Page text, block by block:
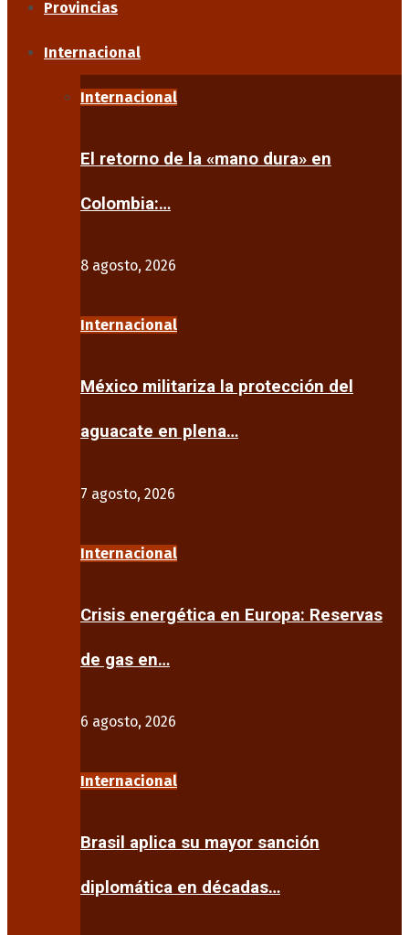
Provincias
Internacional
Internacional
El retorno de la «mano dura» en
Colombia:…
8 agosto, 2026
Internacional
México militariza la protección del
aguacate en plena…
7 agosto, 2026
Internacional
Crisis energética en Europa: Reservas
de gas en…
6 agosto, 2026
Internacional
Brasil aplica su mayor sanción
diplomática en décadas…